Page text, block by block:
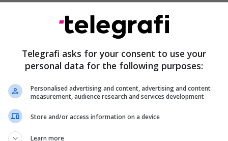
para se të ftohë, por ky trik vepron menjëherë
dhe autore e njohur britanike, ka ndarë një
ku tregon se si të nxirrni ajrin përvëlues nga
sekonda, pa ndezur klimën.
testuar anembanë botës, është veçanërisht i
si vendi ynë, ku temperaturat lehtësisht i kalojnë
shpesh shmanget në distanca të shkurtra
dhe për të evituar ndryshimet e forta të
Telegrafi asks for your consent to use your
personal data for the following purposes:
Personalised advertising and content, advertising and content
measurement, audience research and services development
Store and/or access information on a device
Learn more